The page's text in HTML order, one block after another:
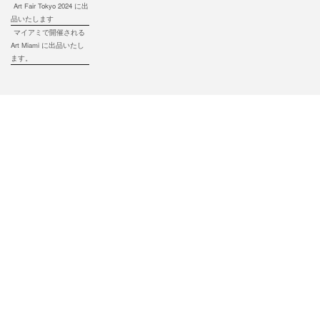
Art Fair Tokyo 2024 に出
品いたします
マイアミで開催される
Art Miami に出品いたし
ます。